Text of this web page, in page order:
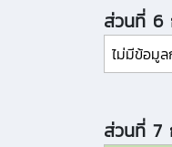
ส่วนที่ 6
ไม่มีข้อมูล
ส่วนที่ 7